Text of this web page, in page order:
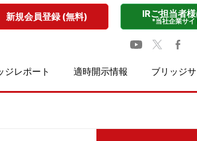
新規会員登録 (無料) IRご担当者
*当社企業サイ
ジレポート 適時開示情報 ブリッジ